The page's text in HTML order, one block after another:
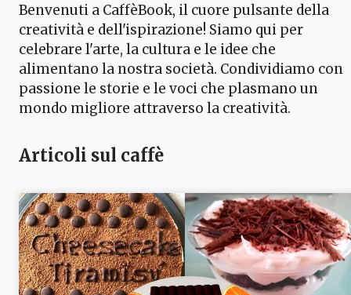
Benvenuti a CaffèBook, il cuore pulsante della
creatività e dell'ispirazione! Siamo qui per
celebrare l'arte, la cultura e le idee che
alimentano la nostra società. Condividiamo con
passione le storie e le voci che plasmano un
mondo migliore attraverso la creatività.
Articoli sul caffè